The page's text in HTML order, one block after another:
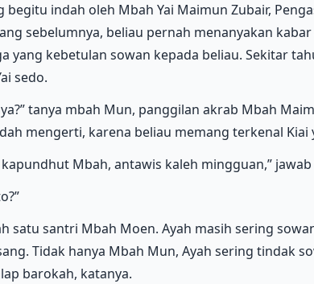
begitu indah oleh Mbah Yai Maimun Zubair,
sebelumnya, beliau pernah menanyakan
yang kebetulan sowan kepada beliau. Sekitar
sedo.
tanya mbah Mun, panggilan akrab Mbah
mengerti, karena beliau memang terkenal Kiai
Mbah, antawis kaleh mingguan,”
satu santri Mbah Moen. Ayah masih sering
Tidak hanya Mbah Mun, Ayah sering tindak
barokah, katanya.